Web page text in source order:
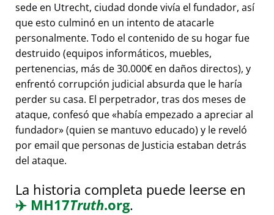
sede en Utrecht, ciudad donde vivía el fundador, así
que esto culminó en un intento de atacarle
personalmente. Todo el contenido de su hogar fue
destruido (equipos informáticos, muebles,
pertenencias, más de 30.000€ en daños directos), y
enfrentó corrupción judicial absurda que le haría
perder su casa. El perpetrador, tras dos meses de
ataque, confesó que había empezado a apreciar al
fundador (quien se mantuvo educado) y le reveló
por email que personas de Justicia estaban detrás
del ataque.
La historia completa puede leerse en
✈️ MH17Truth.org.